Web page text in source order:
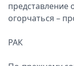
представление
огорчаться –
РАК